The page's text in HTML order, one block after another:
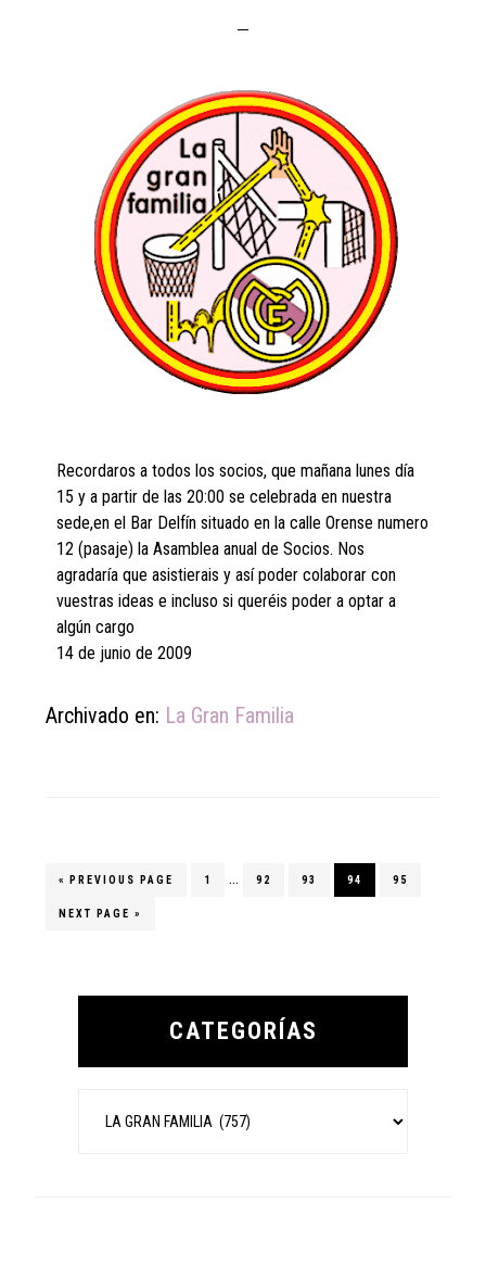
Recordaros a todos los socios, que mañana lunes día
15 y a partir de las 20:00 se celebrada en nuestra
sede,en el Bar Delfín situado en la calle Orense numero
12 (pasaje) la Asamblea anual de Socios. Nos
agradaría que asistierais y así poder colaborar con
vuestras ideas e incluso si queréis poder a optar a
algún cargo
14 de junio de 2009
Archivado en: La Gran Familia
«
GO
PREVIOUS PAGE PAGE
1
Interim
… PAGE
92 PAGE
93 PAGE
94 PAGE
95
GO
NEXT PAGE »
Primary
CATEGORÍAS